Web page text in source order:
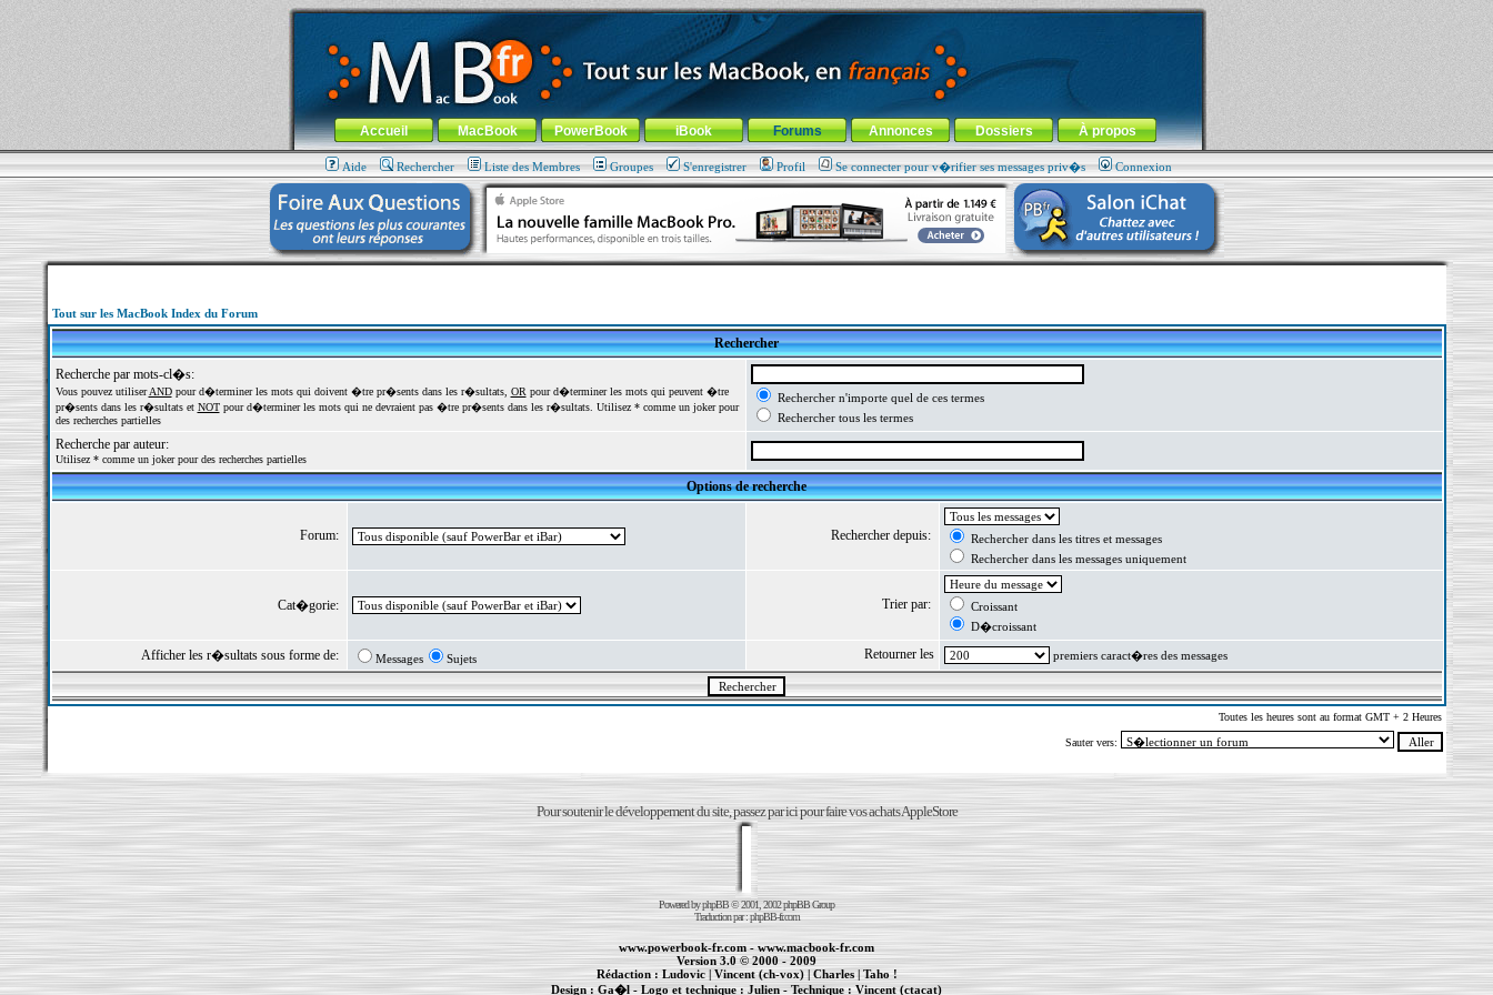
MacBook-fr.com : 100% Apple... 100% nomade !
Aller au contenu-Aller au menu général-Aller au menu de la rubrique
Menu général
Accueil MacBook PowerBook iBook Forums Annonces Dossiers À propos
Aide Rechercher Liste des Membres Groupes S'enregistrer Profil Se connecter pour v�rifier ses messages priv�s Connexion
Tout sur les MacBook Index du Forum
Rechercher
Recherche par mots-cl�s:
Vous pouvez utiliserANDpour d�terminer les mots qui doivent �tre pr�sents dans les r�sultats, OR pour d�terminer les mots qui peuvent �tre
pr�sents dans les r�sultats et NOTpour d�terminer les mots qui ne devraient pas �tre pr�sents dans les r�sultats. Utilisez * comme un joker pour
des recherches partielles
Rechercher n'importe quel de ces termes
Rechercher tous les termes
Recherche par auteur:
Utilisez * comme un joker pour des recherches partielles
Options de recherche
Forum: Rechercher depuis:
Rechercher dans les titres et messages
Rechercher dans les messages uniquement
Cat�gorie: Trier par:
Croissant
D�croissant
Afficher les r�sultats sous forme de: Messages Sujets Retourner les premiers caract�res des messages
Toutes les heures sont au format GMT + 2 Heures
Sauter vers:
Pour soutenir le développement du site, passez par ici pour faire vos achats AppleStore
Powered byphpBB© 2001, 2002 phpBB Group
Traduction par :phpBB-fr.com
www.powerbook-fr.com-www.macbook-fr.com
Version 3.0 © 2000 - 2009
Rédaction :Ludovic| Vincent (ch-vox)|Charles| Taho !
Design : Ga�l - Logo et technique : Julien - Technique :Vincent (ctacat)